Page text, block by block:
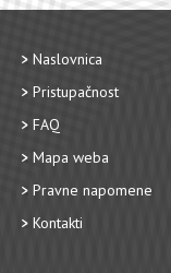
Naslovnica
Pristupačnost
FAQ
Mapa weba
Pravne napomene
Kontakti